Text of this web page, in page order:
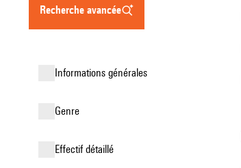
recherche avancée
informations générales
genre
effectif détaillé